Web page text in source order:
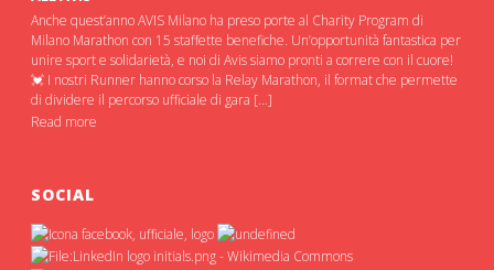
Anche quest’anno AVIS Milano ha preso porte al Charity Program di
Milano Marathon con 15 staffette benefiche. Un’opportunità fantastica per
unire sport e solidarietà, e noi di Avis siamo pronti a correre con il cuore!
💓 I nostri Runner hanno corso la Relay Marathon, il format che permette
di dividere il percorso ufficiale di gara […]
Read more
SOCIAL